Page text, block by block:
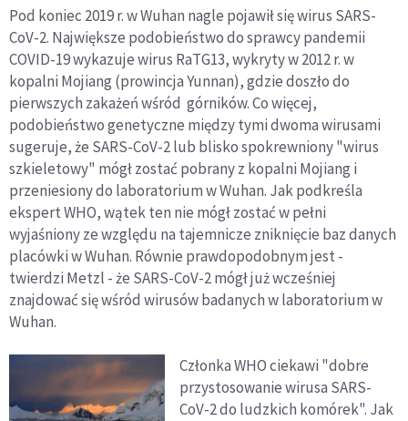
Pod koniec 2019 r. w Wuhan nagle pojawił się wirus SARS-
CoV-2. Największe podobieństwo do sprawcy pandemii
COVID-19 wykazuje wirus RaTG13, wykryty w 2012 r. w
kopalni Mojiang (prowincja Yunnan), gdzie doszło do
pierwszych zakażeń wśród górników. Co więcej,
podobieństwo genetyczne między tymi dwoma wirusami
sugeruje, że SARS-CoV-2 lub blisko spokrewniony "wirus
szkieletowy" mógł zostać pobrany z kopalni Mojiang i
przeniesiony do laboratorium w Wuhan. Jak podkreśla
ekspert WHO, wątek ten nie mógł zostać w pełni
wyjaśniony ze względu na tajemnicze zniknięcie baz danych
placówki w Wuhan. Równie prawdopodobnym jest -
twierdzi Metzl - że SARS-CoV-2 mógł już wcześniej
znajdować się wśród wirusów badanych w laboratorium w
Wuhan.
Członka WHO ciekawi "dobre
przystosowanie wirusa SARS-
CoV-2 do ludzkich komórek". Jak